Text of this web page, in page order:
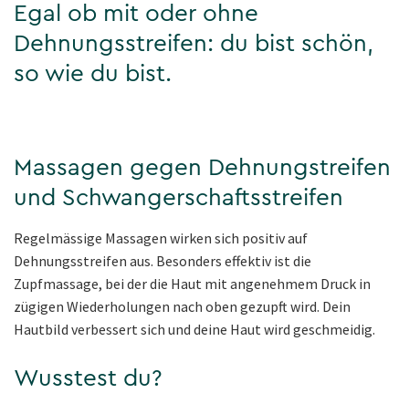
Egal ob mit oder ohne
Dehnungsstreifen: du bist schön,
so wie du bist.
Massagen gegen Dehnungstreifen
und Schwangerschaftsstreifen
Regelmässige Massagen wirken sich positiv auf
Dehnungsstreifen aus. Besonders effektiv ist die
Zupfmassage, bei der die Haut mit angenehmem Druck in
zügigen Wiederholungen nach oben gezupft wird. Dein
Hautbild verbessert sich und deine Haut wird geschmeidig.
Wusstest du?